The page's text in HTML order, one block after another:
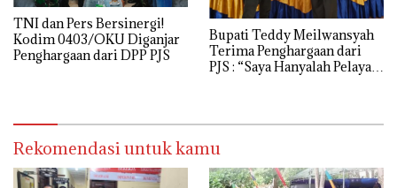
TNI dan Pers Bersinergi!
Kodim 0403/OKU Diganjar
Penghargaan dari DPP PJS
Bupati Teddy Meilwansyah
Terima Penghargaan dari
PJS : “Saya Hanyalah Pelayan
Rekomendasi untuk kamu